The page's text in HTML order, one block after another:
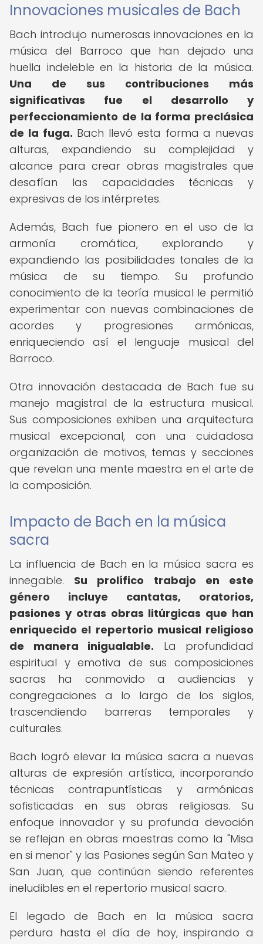
Innovaciones musicales de Bach
Bach introdujo numerosas innovaciones en la
música del Barroco que han dejado una
huella indeleble en la historia de la música.
Una de sus contribuciones más
significativas fue el desarrollo y
perfeccionamiento de la forma preclásica
de la fuga. Bach llevó esta forma a nuevas
alturas, expandiendo su complejidad y
alcance para crear obras magistrales que
desafían las capacidades técnicas y
expresivas de los intérpretes.
Además, Bach fue pionero en el uso de la
armonía cromática, explorando y
expandiendo las posibilidades tonales de la
música de su tiempo. Su profundo
conocimiento de la teoría musical le permitió
experimentar con nuevas combinaciones de
acordes y progresiones armónicas,
enriqueciendo así el lenguaje musical del
Barroco.
Otra innovación destacada de Bach fue su
manejo magistral de la estructura musical.
Sus composiciones exhiben una arquitectura
musical excepcional, con una cuidadosa
organización de motivos, temas y secciones
que revelan una mente maestra en el arte de
la composición.
Impacto de Bach en la música
sacra
La influencia de Bach en la música sacra es
innegable. Su prolífico trabajo en este
género incluye cantatas, oratorios,
pasiones y otras obras litúrgicas que han
enriquecido el repertorio musical religioso
de manera inigualable. La profundidad
espiritual y emotiva de sus composiciones
sacras ha conmovido a audiencias y
congregaciones a lo largo de los siglos,
trascendiendo barreras temporales y
culturales.
Bach logró elevar la música sacra a nuevas
alturas de expresión artística, incorporando
técnicas contrapuntísticas y armónicas
sofisticadas en sus obras religiosas. Su
enfoque innovador y su profunda devoción
se reflejan en obras maestras como la "Misa
en si menor" y las Pasiones según San Mateo y
San Juan, que continúan siendo referentes
ineludibles en el repertorio musical sacro.
El legado de Bach en la música sacra
perdura hasta el día de hoy, inspirando a